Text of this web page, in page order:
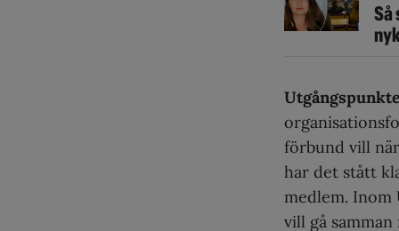
Så
förbund vill
har det stått
medlem. Inom
vill gå